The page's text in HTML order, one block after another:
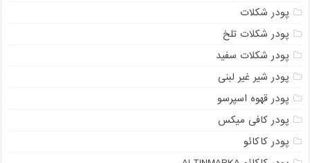
پودر شکلات
پودر شکلات تلخ
پودر شکلات سفید
پودر شیر غیر لبنی
پودر قهوه اسپرسو
پودر کافی میکس
پودر کاکائو